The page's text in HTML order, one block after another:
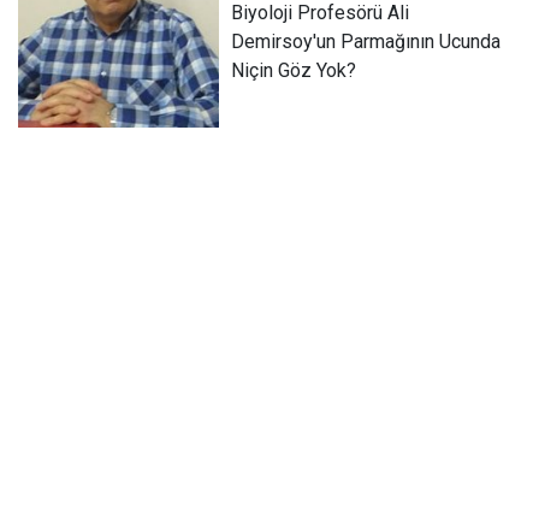
Biyoloji Profesörü Ali
Demirsoy'un Parmağının Ucunda
Niçin Göz Yok?